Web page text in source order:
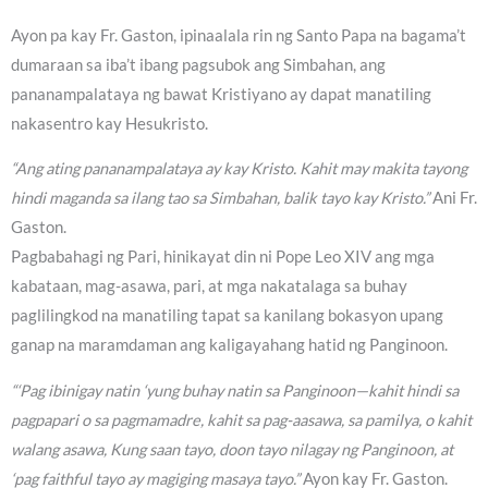
Ayon pa kay Fr. Gaston, ipinaalala rin ng Santo Papa na bagama’t
dumaraan sa iba’t ibang pagsubok ang Simbahan, ang
pananampalataya ng bawat Kristiyano ay dapat manatiling
nakasentro kay Hesukristo.
“Ang ating pananampalataya ay kay Kristo. Kahit may makita tayong
hindi maganda sa ilang tao sa Simbahan, balik tayo kay Kristo.”Ani Fr.
Gaston.
Pagbabahagi ng Pari, hinikayat din ni Pope Leo XIV ang mga
kabataan, mag-asawa, pari, at mga nakatalaga sa buhay
paglilingkod na manatiling tapat sa kanilang bokasyon upang
ganap na maramdaman ang kaligayahang hatid ng Panginoon.
“‘Pag ibinigay natin ‘yung buhay natin sa Panginoon—kahit hindi sa
pagpapari o sa pagmamadre, kahit sa pag-aasawa, sa pamilya, o kahit
walang asawa, Kung saan tayo, doon tayo nilagay ng Panginoon, at
‘pag faithful tayo ay magiging masaya tayo.”Ayon kay Fr. Gaston.